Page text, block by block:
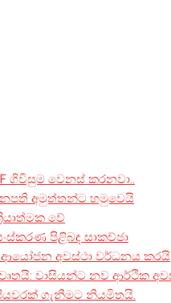
ගිවිසුම වෙනස් කරනවා..
අමුත්තන්ට හමුවෙයි
වේ
පිළිබඳ සාකච්ඡා
ආයෝජන අවස්ථා වර්ධනය කරයි
වාසියන්ට නව ආර්ථික
ගැනීමට නියමිතයි.